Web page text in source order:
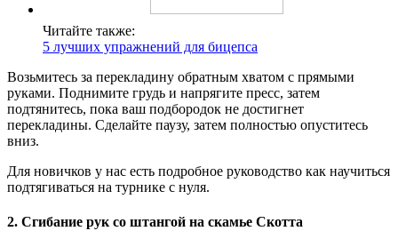
Читайте также:
5 лучших упражнений для бицепса
Возьмитесь за перекладину обратным хватом с прямыми
руками. Поднимите грудь и напрягите пресс, затем
подтянитесь, пока ваш подбородок не достигнет
перекладины. Сделайте паузу, затем полностью опуститесь
вниз.
Для новичков у нас есть подробное руководство как научиться
подтягиваться на турнике с нуля.
2. Сгибание рук со штангой на скамье Скотта